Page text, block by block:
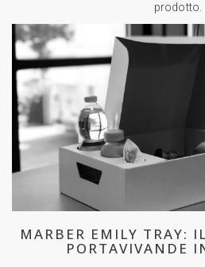
prodotto.
MARBER EMILY TRAY:
PORTAVIVANDE